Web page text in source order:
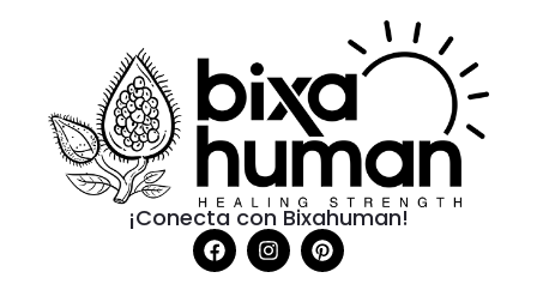
¡Conecta con Bixahuman!